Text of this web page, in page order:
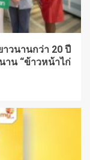
าวนานกว่า 20 ปี
าน “ข้าวหน้าไก่